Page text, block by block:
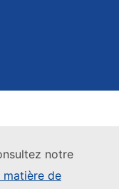
notre
de